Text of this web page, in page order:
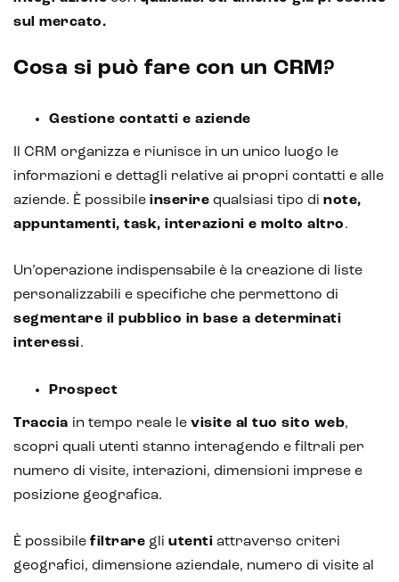
sul mercato.
Cosa si può fare con un CRM?
Gestione contatti e aziende
Il CRM organizza e riunisce in un unico luogo le
informazioni e dettagli relative ai propri contatti e alle
aziende. È possibile inserire qualsiasi tipo di note,
appuntamenti, task, interazioni e molto altro.
Un’operazione indispensabile è la creazione di liste
personalizzabili e specifiche che permettono di
segmentare il pubblico in base a determinati
interessi.
Prospect
Traccia in tempo reale levisite al tuo sito web,
scopri quali utenti stanno interagendo e filtrali per
numero di visite, interazioni, dimensioni imprese e
posizione geografica.
È possibile filtrare gli utenti attraverso criteri
geografici, dimensione aziendale, numero di visite al